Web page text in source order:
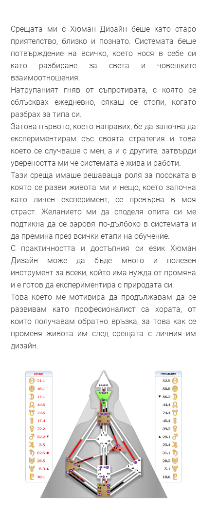
Срещата ми с Хюман Дизайн беше като старо
приятелство, близко и познато. Системата беше
потвърждение на всичко, което нося в себе си
като разбиране за света и човешките
взаимоотношения.
Натрупаният гняв от съпротивата, с която се
сблъсквах ежедневно, сякаш се стопи, когато
разбрах за типа си.
Затова първото, което направих, бе да започна да
експериментирам със своята стратегия и това
което се случваше с мен, а и с другите, затвърди
увереността ми че системата е жива и работи.
Тази среща имаше решаваща роля за посоката в
която се разви живота ми и нещо, което започна
като личен експеримент, се превърна в моя
страст. Желанието ми да споделя опита си ме
подтикна да се заровя по-дълбоко в системата и
да премина през всички етапи на обучение.
С практичността и достъпния си език Хюман
Дизайн може да бъде много и полезен
инструмент за всеки, който има нужда от промяна
и е готов да експериментира с природата си.
Това което ме мотивира да продължавам да се
развивам като професионалист са хората, от
които получавам обратно връзка, за това как се
променя живота им след срещата с личния им
дизайн.